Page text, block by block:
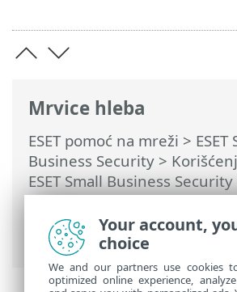
Mrvice hleba
ESET pomoć na mreži > ESET
Business Security >
ESET Small Business Security
podešavanje>Zaštite>
mreži> IP skupovi>
skupova
Your account,
choice
We and our partners use cookies
optimized online experience,